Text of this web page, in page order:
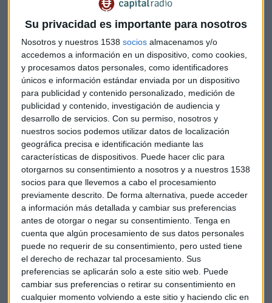
Su privacidad es importante para nosotros
Nosotros y nuestros 1538 socios almacenamos y/o
accedemos a información en un dispositivo, como cookies,
y procesamos datos personales, como identificadores
únicos e información estándar enviada por un dispositivo
para publicidad y contenido personalizado, medición de
publicidad y contenido, investigación de audiencia y
desarrollo de servicios. Con su permiso, nosotros y
nuestros socios podemos utilizar datos de localización
geográfica precisa e identificación mediante las
características de dispositivos. Puede hacer clic para
otorgarnos su consentimiento a nosotros y a nuestros 1538
socios para que llevemos a cabo el procesamiento
previamente descrito. De forma alternativa, puede acceder
a información más detallada y cambiar sus preferencias
antes de otorgar o negar su consentimiento. Tenga en
cuenta que algún procesamiento de sus datos personales
puede no requerir de su consentimiento, pero usted tiene
el derecho de rechazar tal procesamiento. Sus
preferencias se aplicarán solo a este sitio web. Puede
cambiar sus preferencias o retirar su consentimiento en
cualquier momento volviendo a este sitio y haciendo clic en
El principal prestamista alemán no ha cumplido con las
expectativas de los analistas en el primer trimestre. El
beneficio neto de 120 millones de euros estaba por debajo
de la estimación de 379 millones de los analistas
consultados por Reuters.
Deutsche Bank espera que los recortes tengan un impacto
negativo en los ingresos de 2018, "pero mejorará los
retornos a medio plazo".
Los recortes y los beneficios más bajos de lo esperado son la
consecuencia de semanas de agitación en Deutsche Bank
que han incluidola destitución de su consejero delegado, el
departamento de gestores y el flujo de noticias negativas
sobre el comportamiento del banco.
El anuncio que ha realizado puede determinar la
calificación crediticia de la deudade la entidad, que
influye en sus costes financieros. La agencia de rating
Standard & Poor dijo este mes que había situado al banco